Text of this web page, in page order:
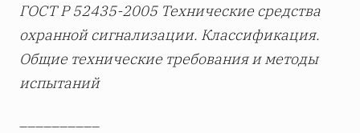
ГОСТ Р 52435-2005 Технические средства
охранной сигнализации. Классификация.
Общие технические требования и методы
испытаний